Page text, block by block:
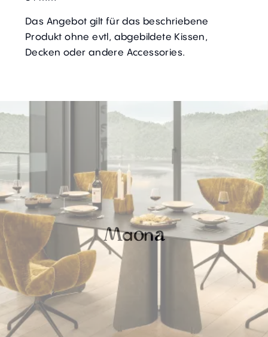
Das Angebot gilt für das beschriebene
Produkt ohne evtl, abgebildete Kissen,
Decken oder andere Accessories.
Maona